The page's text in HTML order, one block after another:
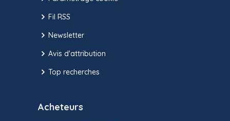
Fil RSS
Newsletter
Avis d'attribution
Top recherches
Acheteurs